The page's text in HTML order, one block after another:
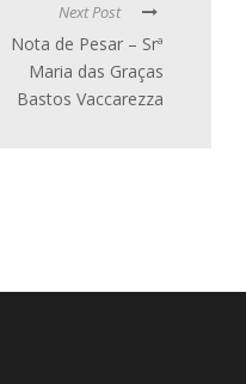
Next Post
Nota de Pesar – Srª
Maria das Graças
Bastos Vaccarezza